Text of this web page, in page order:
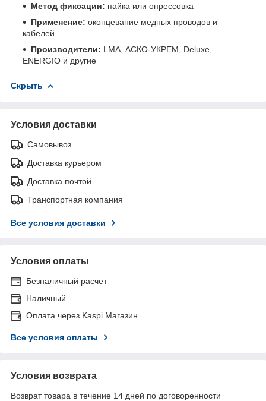
Метод фиксации: пайка или опрессовка
Применение: оконцевание медных проводов и
кабелей
Производители: LMA, АСКО-УКРЕМ, Deluxe,
ENERGIO и другие
Скрыть
Условия доставки
Самовывоз
Доставка курьером
Доставка почтой
Транспортная компания
Все условия доставки
Условия оплаты
Безналичный расчет
Наличный
Оплата через Kaspi Магазин
Все условия оплаты
Условия возврата
Возврат товара в течение 14 дней по договоренности